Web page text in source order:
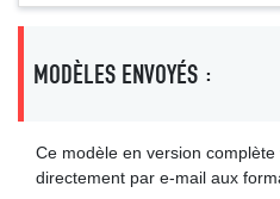
MODÈLES ENVOYÉS :
Ce modèle en version
directement par e-mail aux